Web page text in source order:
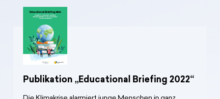
Publikation „Educational Briefing 2022“